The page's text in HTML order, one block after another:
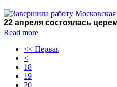
22 апреля состоялась
Read more
<< Первая
<
18
19
20